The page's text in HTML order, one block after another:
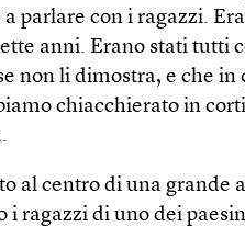
parlare con i ragazzi.
anni. Erano stati tutti
non li dimostra, e che
chiacchierato in
al centro di una grande
i ragazzi di uno dei